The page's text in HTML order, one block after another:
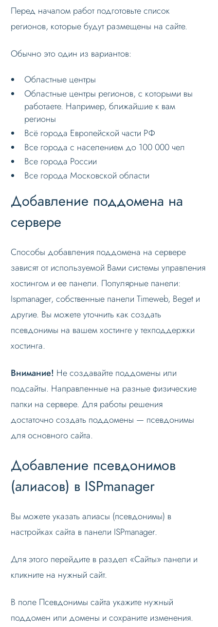
Решение проблем
Перед началом работ подготовьте список
регионов, которые будут размещены на сайте.
Обычно это один из вариантов:
Областные центры
Областные центры регионов, с которыми вы
работаете. Например, ближайшие к вам
регионы
Всё города Европейской части РФ
Все города с населением до 100 000 чел
Все города России
Все города Московской области
Добавление поддомена на
сервере
Способы добавления поддомена на сервере
зависят от используемой Вами системы управления
хостингом и ее панели. Популярные панели:
Ispmanager, собственные панели Timeweb, Beget и
другие. Вы можете уточнить как создать
псевдонимы на вашем хостинге у техподдержки
хостинга.
Внимание! Не создавайте поддомены или
подсайты. Направленные на разные физические
папки на сервере. Для работы решения
достаточно создать поддомены — псевдонимы
для основного сайта.
Добавление псевдонимов
(алиасов) в ISPmanager
Вы можете указать алиасы (псевдонимы) в
настройках сайта в панели ISPmanager.
Для этого перейдите в раздел «Сайты» панели и
кликните на нужный сайт.
В поле Псевдонимы сайта укажите нужный
поддомен или домены и сохраните изменения.